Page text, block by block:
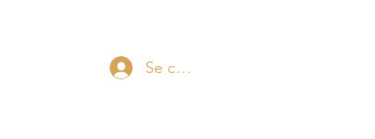
Se connecter